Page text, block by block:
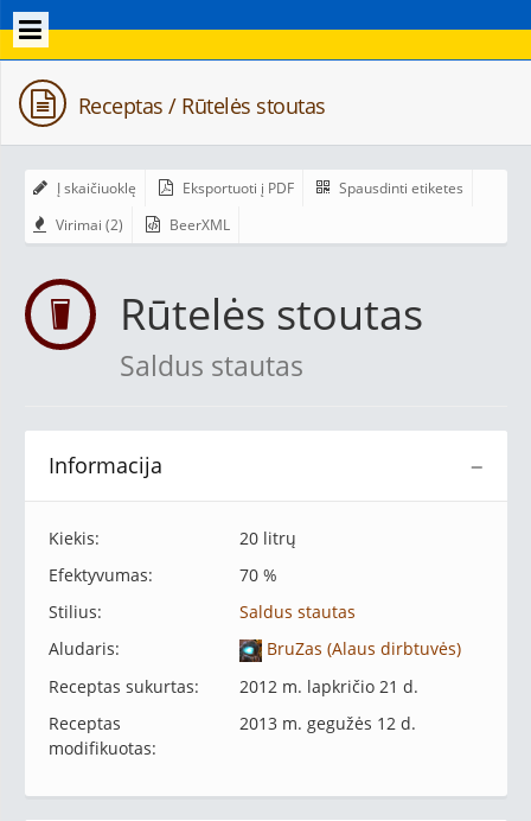
Receptas / Rūtelės stoutas
Į skaičiuoklę Eksportuoti į PDF
Spausdinti etiketes
Virimai (2)
BeerXML
Rūtelės stoutas
Saldus stautas
−
Informacija
Kiekis:
20 litrų
Efektyvumas:
70 %
Stilius:
Saldus stautas
Aludaris:
BruZas (Alaus dirbtuvės)
Receptas sukurtas:
2012 m. lapkričio 21 d.
Receptas
modifikuotas:
2013 m. gegužės 12 d.